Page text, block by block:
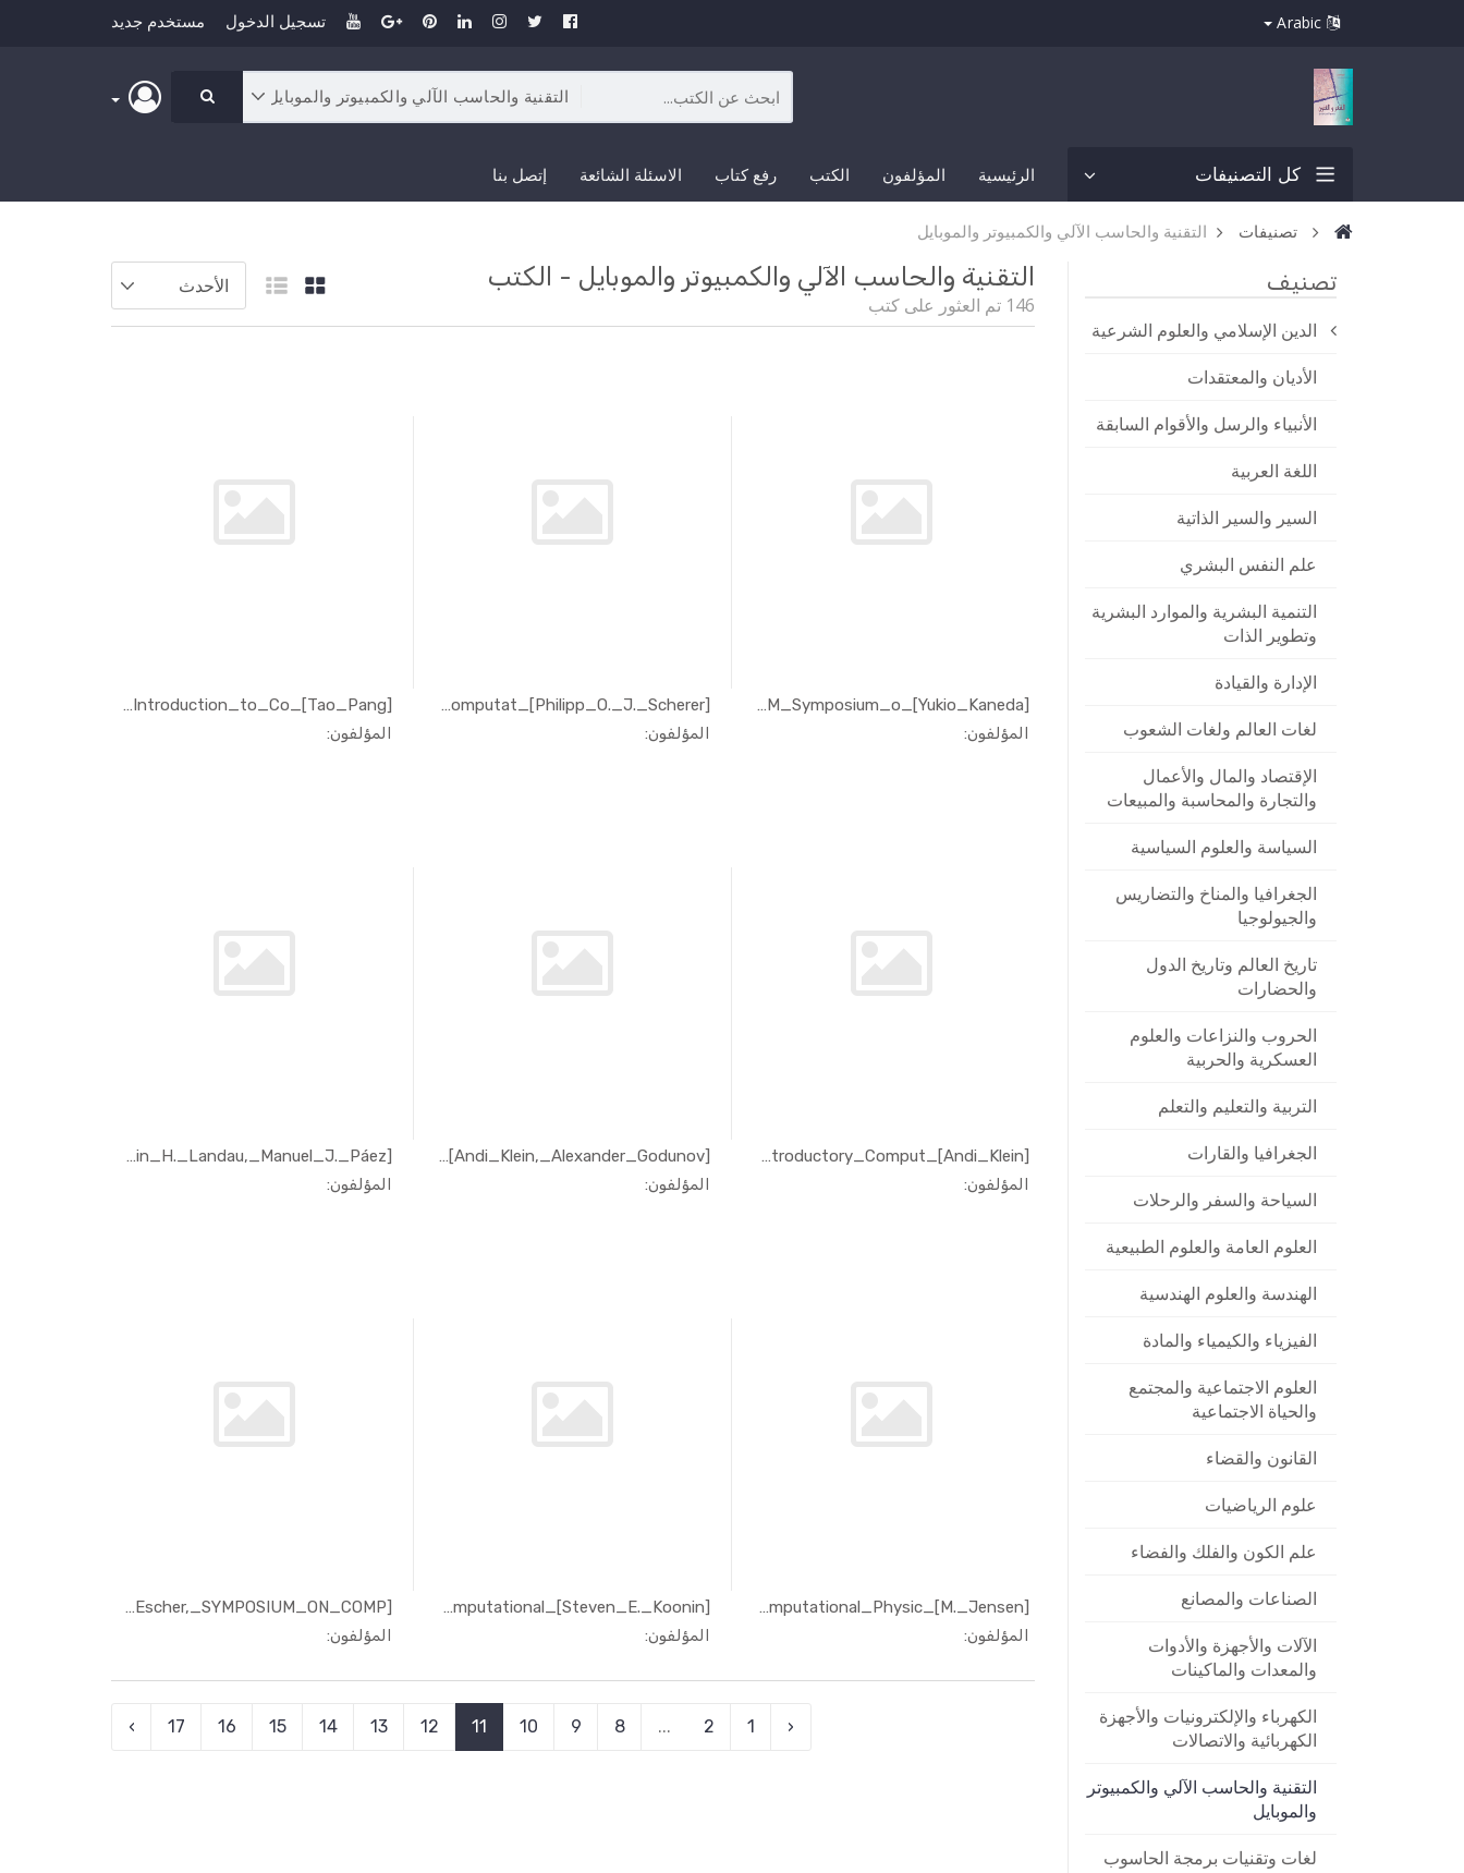
تسجيل الدخول مستخدم جديد
كل التصنيفات الرئيسية المؤلفون الكتب رفع كتاب الاسئلة الشائعة إتصل بنا
تصنيفات التقنية والحاسب الآلي والكمبيوتر والموبايل
تصنيف
الدين الإسلامي والعلوم الشرعية
الأديان والمعتقدات
الأنبياء والرسل والأقوام السابقة
اللغة العربية
السير والسير الذاتية
علم النفس البشري
التنمية البشرية والموارد البشرية
وتطوير الذات
الإدارة والقيادة
لغات العالم ولغات الشعوب
الإقتصاد والمال والأعمال
والتجارة والمحاسبة والمبيعات
السياسة والعلوم السياسية
الجغرافيا والمناخ والتضاريس
والجيولوجيا
تاريخ العالم وتاريخ الدول
والحضارات
الحروب والنزاعات والعلوم
العسكرية والحربية
التربية والتعليم والتعلم
الجغرافيا والقارات
السياحة والسفر والرحلات
العلوم العامة والعلوم الطبيعية
الهندسة والعلوم الهندسية
الفيزياء والكيمياء والمادة
العلوم الاجتماعية والمجتمع
والحياة الاجتماعية
القانون والقضاء
علوم الرياضيات
علم الكون والفلك والفضاء
الصناعات والمصانع
الآلات والأجهزة والأدوات
والمعدات والماكينات
الكهرباء والإلكترونيات والأجهزة
الكهربائية والاتصالات
التقنية والحاسب الآلي والكمبيوتر
والموبايل
لغات وتقنيات برمجة الحاسوب
التقنية والحاسب الآلي والكمبيوتر والموبايل - الكتب
146 تم العثور على كتب
[Yukio_Kaneda]_IUTAM_Symposium_o...
المؤلفون:
[Philipp_O._J._Scherer]_Computat...
المؤلفون:
[Tao_Pang]_An_Introduction_to_Co...
المؤلفون:
[Andi_Klein]_Introductory_Comput...
المؤلفون:
[Andi_Klein,_Alexander_Godunov]_...
المؤلفون:
[Rubin_H._Landau,_Manuel_J._Páez...
المؤلفون:
[M._Jensen]_Computational_Physic...
المؤلفون:
[Steven_E._Koonin]_Computational...
المؤلفون:
[Jutta_Escher,_SYMPOSIUM_ON_COMP...
المؤلفون:
‹
1
2
...
8
9
10
11
12
13
14
15
16
17
›